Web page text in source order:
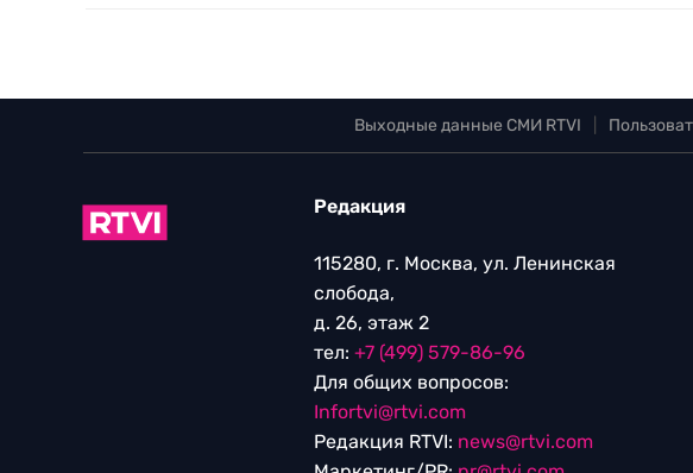
Выходные данные СМИ RTVI
Редакция
115280, г. Москва, ул. Ленинская
слобода,
д. 26, этаж 2
тел: +7 (499) 579-86-96
Для общих вопросов:
Infortvi@rtvi.com
Редакция RTVI: news@rtvi.com